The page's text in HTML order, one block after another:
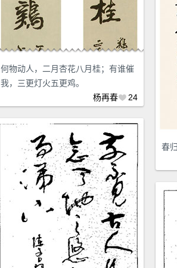
何物动人，二月杏花八月桂；有谁催
我，三更灯火五更鸡。
杨再春
24
春